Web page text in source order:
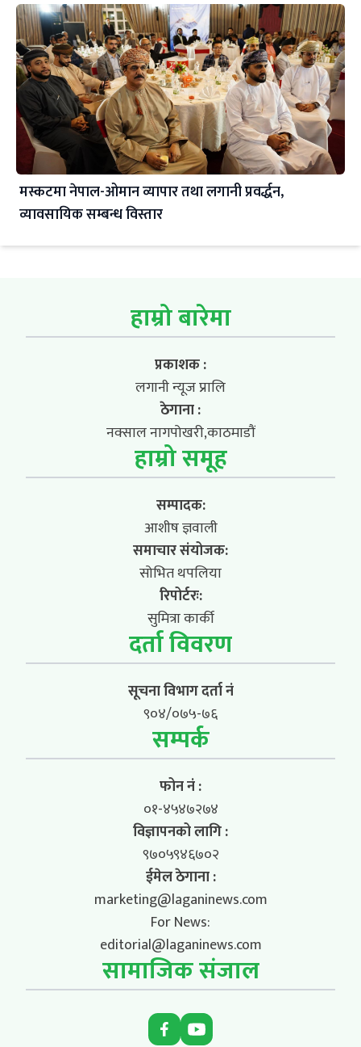
मस्कटमा नेपाल-ओमान व्यापार तथा लगानी प्रवर्द्धन,
व्यावसायिक सम्बन्ध विस्तार
हाम्रो बारेमा
प्रकाशक :
लगानी न्यूज प्रालि
ठेगाना :
नक्साल नागपोखरी,काठमाडौं
हाम्रो समूह
सम्पादक:
आशीष ज्ञवाली
समाचार संयोजक:
सोभित थपलिया
रिपोर्टरः:
सुमित्रा कार्की
दर्ता विवरण
सूचना विभाग दर्ता नं
९०४/०७५-७६
सम्पर्क
फोन नं :
०१-४५४७२७४
विज्ञापनको लागि :
९७०५९४६७०२
ईमेल ठेगाना :
marketing@laganinews.com
For News:
editorial@laganinews.com
सामाजिक संजाल